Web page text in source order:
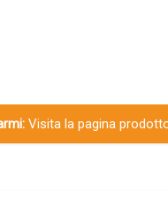
Visita la pagina